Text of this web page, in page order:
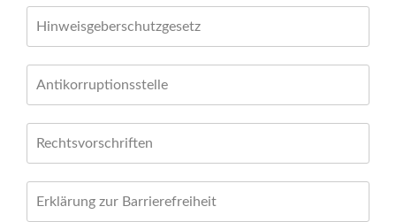
Hinweisgeberschutzgesetz
Antikorruptionsstelle
Rechtsvorschriften
Erklärung zur Barrierefreiheit